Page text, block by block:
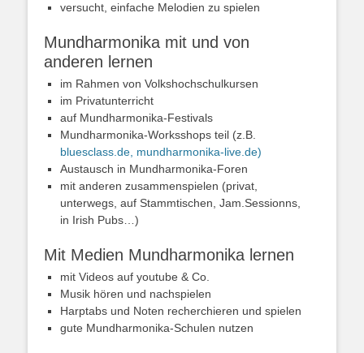
versucht, einfache Melodien zu spielen
Mundharmonika mit und von
anderen lernen
im Rahmen von Volkshochschulkursen
im Privatunterricht
auf Mundharmonika-Festivals
Mundharmonika-Worksshops teil (z.B.
bluesclass.de, mundharmonika-live.de)
Austausch in Mundharmonika-Foren
mit anderen zusammenspielen (privat,
unterwegs, auf Stammtischen, Jam.Sessionns,
in Irish Pubs…)
Mit Medien Mundharmonika lernen
mit Videos auf youtube & Co.
Musik hören und nachspielen
Harptabs und Noten recherchieren und spielen
gute Mundharmonika-Schulen nutzen